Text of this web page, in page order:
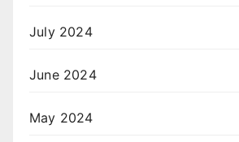
July 2024
June 2024
May 2024